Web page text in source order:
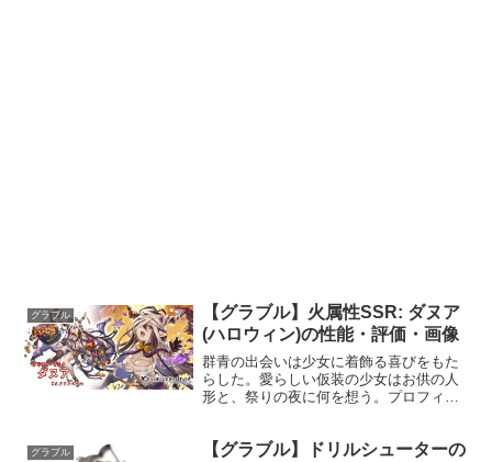
グラブル
【グラブル】火属性SSR: ダヌア
(ハロウィン)の性能・評価・画像
群青の出会いは少女に着飾る喜びをもた
らした。愛らしい仮装の少女はお供の人
形と、祭りの夜に何を想う。プロフィー
ゼルとグレーテル、チョコレート苦手：
グラブル
【グラブル】ドリルシューターの